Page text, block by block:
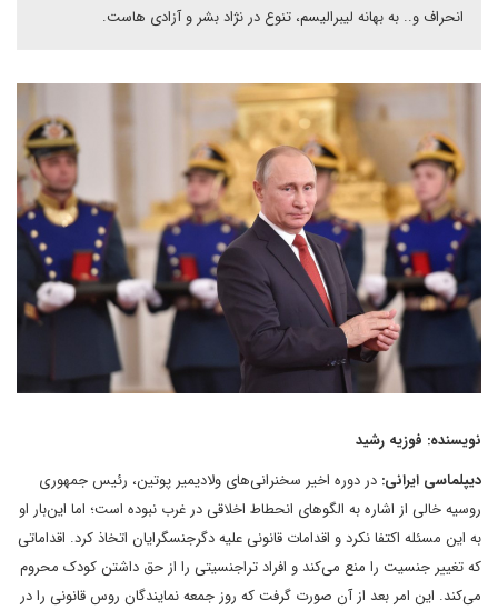
انحراف و.. به بهانه لیبرالیسم، تنوع در نژاد بشر و آزادی هاست.
نویسنده: فوزیه رشید
دیپلماسی ایرانی: در دوره اخیر سخنرانی‌های ولادیمیر پوتین، رئیس جمهوری
روسیه خالی از اشاره به الگوهای انحطاط اخلاقی در غرب نبوده است؛ اما این‌بار او
به این مسئله اکتفا نکرد و اقدامات قانونی علیه دگرجنسگرایان اتخاذ کرد. اقداماتی
که تغییر جنسیت را منع می‌کند و افراد تراجنسیتی را از حق داشتن کودک محروم
می‌کند. این امر بعد از آن صورت گرفت که روز جمعه نمایندگان روس قانونی را در